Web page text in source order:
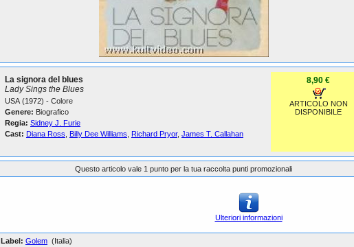
La signora del blues
Lady Sings the Blues
USA (1972) - Colore
Genere: Biografico
Regia: Sidney J. Furie
Cast: Diana Ross Billy Dee Williams Richard Pryor, James T. Callahan
8,90 €
ARTICOLO NON
DISPONIBILE
Questo articolo vale 1 punto per la tua raccolta punti promozionali
Ulteriori informazioni
Label: Golem (Italia)